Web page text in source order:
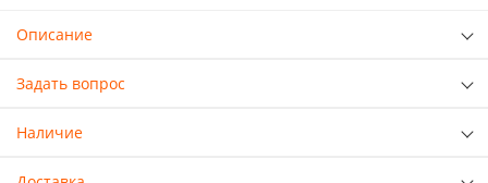
Описание
Задать вопрос
Наличие